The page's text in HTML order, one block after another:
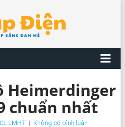
Heimerdinger
chuẩn nhất
LMHT | Không có bình luận